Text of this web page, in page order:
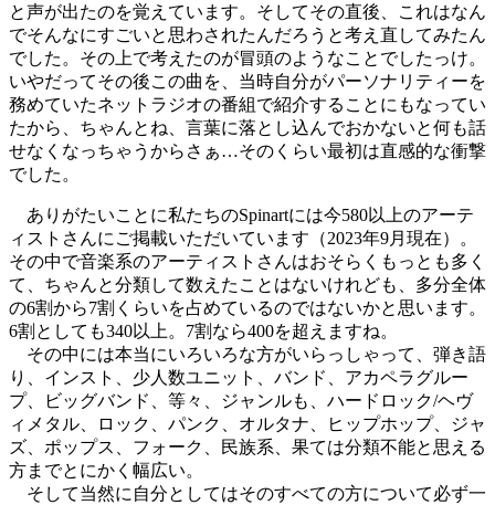
と声が出たのを覚えています。そしてその直後、これはなん
でそんなにすごいと思わされたんだろうと考え直してみたん
でした。その上で考えたのが冒頭のようなことでしたっけ。
いやだってその後この曲を、当時自分がパーソナリティーを
務めていたネットラジオの番組で紹介することにもなってい
たから、ちゃんとね、言葉に落とし込んでおかないと何も話
せなくなっちゃうからさぁ…そのくらい最初は直感的な衝撃
でした。
ありがたいことに私たちのSpinartには今580以上のアーテ
ィストさんにご掲載いただいています（2023年9月現在）。
その中で音楽系のアーティストさんはおそらくもっとも多く
て、ちゃんと分類して数えたことはないけれども、多分全体
の6割から7割くらいを占めているのではないかと思います。
6割としても340以上。7割なら400を超えますね。
その中には本当にいろいろな方がいらっしゃって、弾き語
り、インスト、少人数ユニット、バンド、アカペラグルー
プ、ビッグバンド、等々、ジャンルも、ハードロック/ヘヴ
ィメタル、ロック、パンク、オルタナ、ヒップホップ、ジャ
ズ、ポップス、フォーク、民族系、果ては分類不能と思える
方までとにかく幅広い。
そして当然に自分としてはそのすべての方について必ず一